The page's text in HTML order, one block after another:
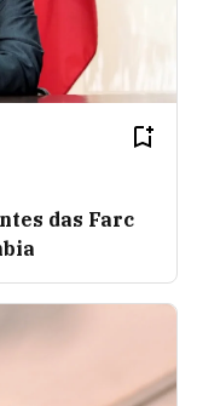
das Farc